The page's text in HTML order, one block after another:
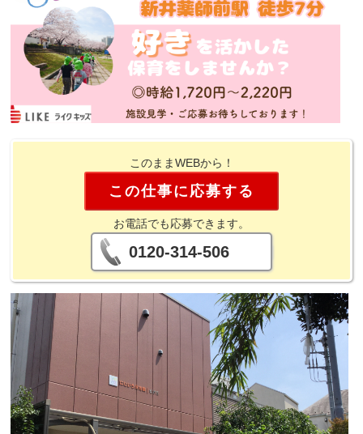
このままWEBから！
この仕事に応募する
お電話でも応募できます。
0120-314-506